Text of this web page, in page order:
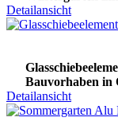
Detailansicht
Bauvorhaben in
Detailansicht